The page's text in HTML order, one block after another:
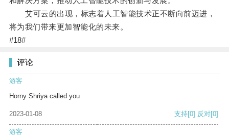
艾可云的出现，标志着人工智能技术正不断向前迈进，
将为我们带来更加智能化的未来。
#18#
评论
游客
Horny Shriya called you
2023-01-08 支持[0] 反对[0]
游客